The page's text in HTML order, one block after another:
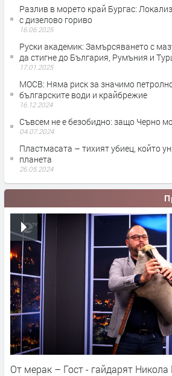
Разлив в морето край Бургас:
с дизелово гориво
16.06.2025
Руски академик: Замърсяването с
да стигне до България, Румъния и
17.01.2025
МОСВ: Няма риск за значимо
българските води и крайбрежие
16.12.2024
Съвсем не е безобидно: защо Черно
04.07.2024
Пластмасата – тихият убиец, който
планета
26.05.2024
От мерак – Гост - гайдарят